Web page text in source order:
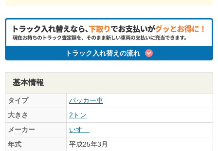
トラック入れ替えの流れ
基本情報
タイプ
パッカー車
大きさ
2トン
メーカー
いすゞ
年式
平成25年3月